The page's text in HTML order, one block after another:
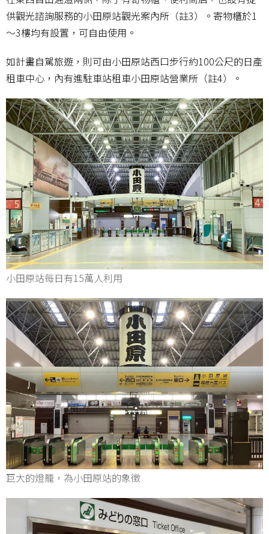
供觀光諮詢服務的小田原站觀光案內所（註3）。寄物櫃於1
～3樓均有設置，可自由使用。
如計畫自駕旅遊，則可由小田原站西口步行約100公尺的日產
租車中心，內有進駐車站租車小田原站營業所（註4）。
小田原站每日有15萬人利用
巨大的燈籠，為小田原站的象徵